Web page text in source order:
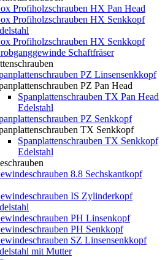
Profiholzschrauben HX Pan Head
Profiholzschrauben HX Senkkopf
Profiholzschrauben HX Senkkopf
Schaftfräser
PZ Linsensenkkopf
PZ Pan Head
Spanplattenschrauben TX Pan Head
Edelstahl
PZ Senkkopf
TX Senkkopf
Spanplattenschrauben TX Senkkopf
Edelstahl
8.8 Sechskantkopf
IS Zylinderkopf
PH Linsenkopf
PH Senkkopf
SZ Linsensenkkopf
mit Mutter